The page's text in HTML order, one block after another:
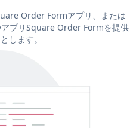
Order Formアプリ、または
プリSquare Order Formを提供
します。